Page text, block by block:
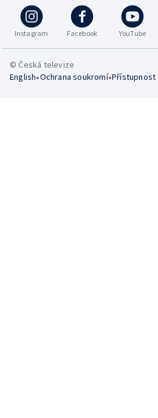
Instagram Facebook YouTube
© Česká televize
English•Ochrana soukromí•Přístupnost